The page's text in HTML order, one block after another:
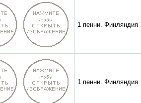
1 пенни. Финляндия
1 пенни. Финляндия